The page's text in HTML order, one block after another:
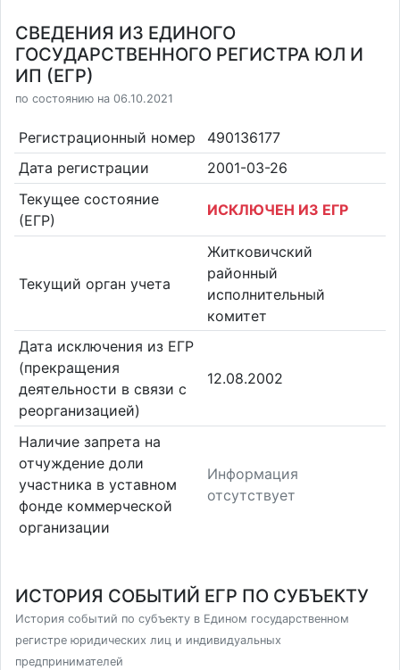
СВЕДЕНИЯ ИЗ ЕДИНОГО
ГОСУДАРСТВЕННОГО РЕГИСТРА ЮЛ И
ИП (ЕГР)
по состоянию на 06.10.2021
Регистрационный номер
490136177
Дата регистрации
2001-03-26
Текущее состояние
(ЕГР)
ИСКЛЮЧЕН ИЗ ЕГР
Текущий орган учета
Житковичский
районный
исполнительный
комитет
Дата исключения из ЕГР
(прекращения
деятельности в связи с
реорганизацией)
12.08.2002
Наличие запрета на
отчуждение доли
участника в уставном
фонде коммерческой
организации
Информация
отсутствует
ИСТОРИЯ СОБЫТИЙ ЕГР ПО СУБЪЕКТУ
История событий по субъекту в Едином государственном
регистре юридических лиц и индивидуальных
предпринимателей